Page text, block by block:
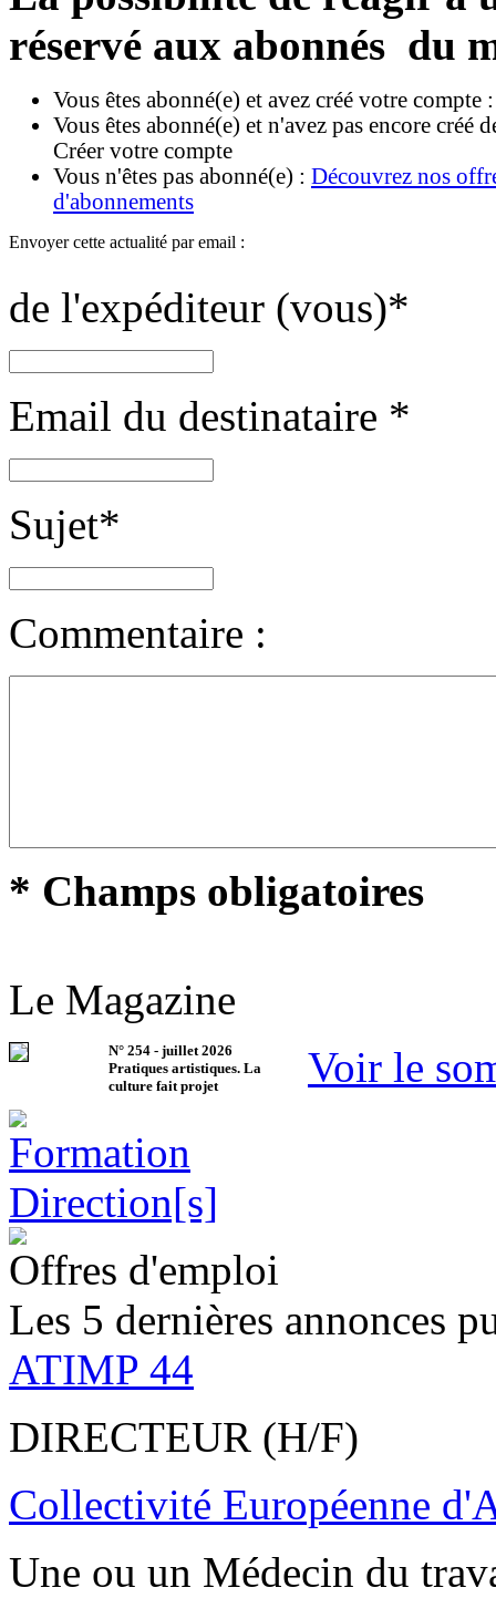
réservé aux abonnés du
Vous êtes abonné(e) et avez créé votre compte
Vous êtes abonné(e) et n'avez pas encore créé
Créer votre compte
Vous n'êtes pas abonné(e) : Découvrez nos
d'abonnements
Envoyer cette actualité par email :
de l'expéditeur (vous)*
Email du destinataire *
Sujet*
Commentaire :
* Champs obligatoires
Le Magazine
N° 254 - juillet 2026
Pratiques artistiques. La
culture fait projet
Voir le
Offres d'emploi
Les 5 dernières annonces
ATIMP 44
DIRECTEUR (H/F)
Collectivité Européenne
Une ou un Médecin du